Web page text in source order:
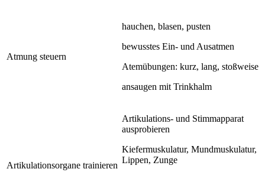
Atmung steuern
hauchen, blasen, pusten
bewusstes Ein- und Ausatmen
Atemübungen: kurz, lang, stoßweise
ansaugen mit Trinkhalm
Artikulationsorgane trainieren
Artikulations- und Stimmapparat
ausprobieren
Kiefermuskulatur, Mundmuskulatur,
Lippen, Zunge